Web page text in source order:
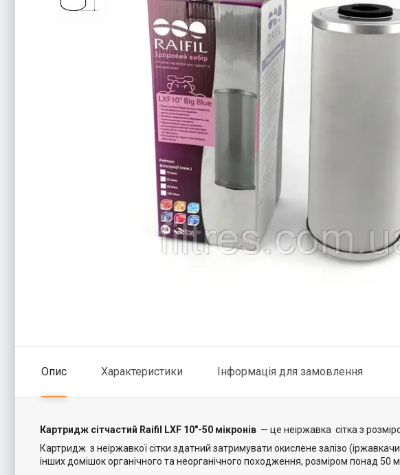
Опис Характеристики Інформація для замовлення
Картридж сітчастий Raifil LXF 10"-50 мікронів — це неіржавка сітка з
Картридж з неіржавкої сітки здатний затримувати окислене залізо
інших домішок органічного та неорганічного походження, розміром понад 50